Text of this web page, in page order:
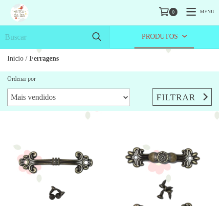
0 MENU
PRODUTOS
Início / Ferragens
Ordenar por
FILTRAR